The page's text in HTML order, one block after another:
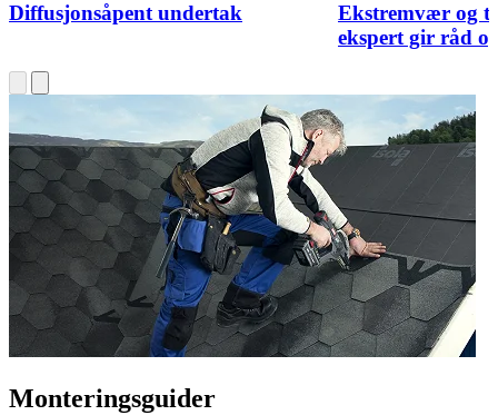
Diffusjonsåpent undertak
Ekstremvær og
ekspert gir råd
Monteringsguider